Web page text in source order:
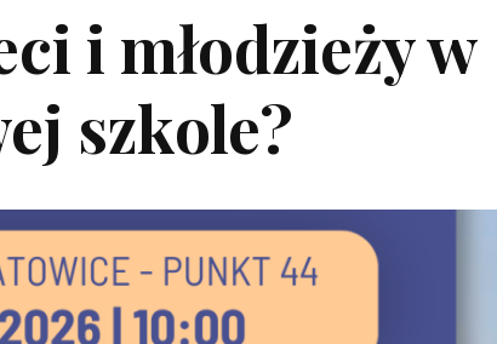
i młodzieży w
szkole?